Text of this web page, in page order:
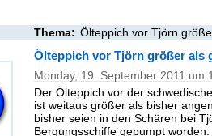
Thema: Ölteppich vor Tjörn
Ölteppich vor Tjörn größer als
Monday, 19. September 2011 um
Der Ölteppich vor der
ist weitaus größer als bisher
bisher seien in den Schären bei
Bergungsschiffe gepumpt